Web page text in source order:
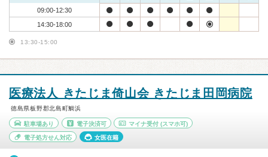
09:00-12:30
14:30-18:00
13:30-15:00
医療法人 きたじま倚山会 きたじま田岡病院
徳島県板野郡北島町鯛浜
駐車場あり 電子決済可 マイナ受付 (スマホ可)
電子処方せん対応 女医在籍